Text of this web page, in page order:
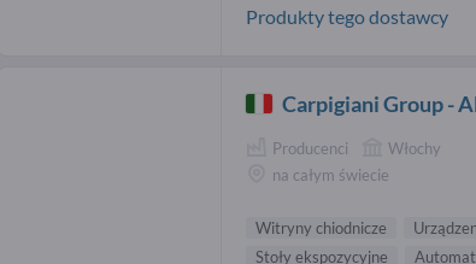
Produkty tego dostawcy
Carpigiani Group -
Producenci
Włochy
na całym świecie
Witryny chiodnicze
Stoły ekspozycyjne